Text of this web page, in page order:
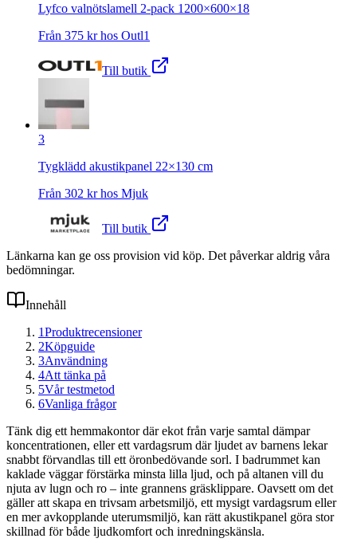
Lyfco valnötslamell 2-pack 1200×600×18
Från 375 kr hos Outl1
Till butik
3
Tygklädd akustikpanel 22×130 cm
Från 302 kr hos Mjuk
Till butik
Länkarna kan ge oss provision vid köp. Det påverkar aldrig våra
bedömningar.
Innehåll
1Produktrecensioner
2Köpguide
3Användning
4Att tänka på
5Vår testmetod
6Vanliga frågor
Tänk dig ett hemmakontor där ekot från varje samtal dämpar
koncentrationen, eller ett vardagsrum där ljudet av barnens lekar
snabbt förvandlas till ett öronbedövande sorl. I badrummet kan
kaklade väggar förstärka minsta lilla ljud, och på altanen vill du
njuta av lugn och ro – inte grannens gräsklippare. Oavsett om det
gäller att skapa en trivsam arbetsmiljö, ett mysigt vardagsrum eller
en mer avkopplande uterumsmiljö, kan rätt akustikpanel göra stor
skillnad för både ljudkomfort och inredningskänsla.